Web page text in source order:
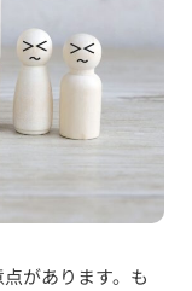
があります。も